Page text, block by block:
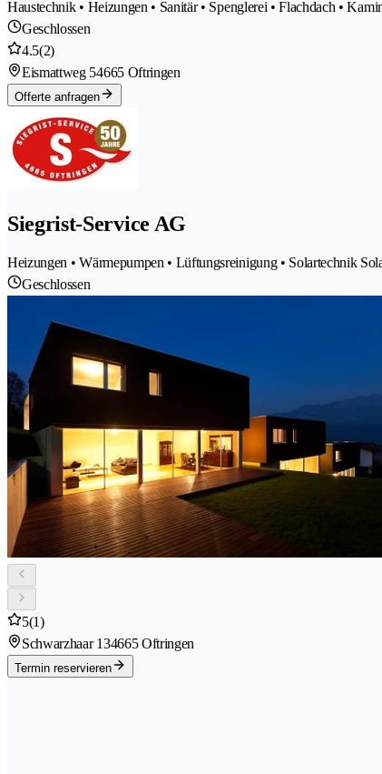
Haustechnik • Heizungen • Sanitär • Spenglerei • Flachdach •
Geschlossen
4.5(2)
Eismattweg 54665 Oftringen
Offerte anfragen
Siegrist-Service AG
Heizungen • Wärmepumpen • Lüftungsreinigung • Solartechnik
Geschlossen
5(1)
Schwarzhaar 134665 Oftringen
Termin reservieren